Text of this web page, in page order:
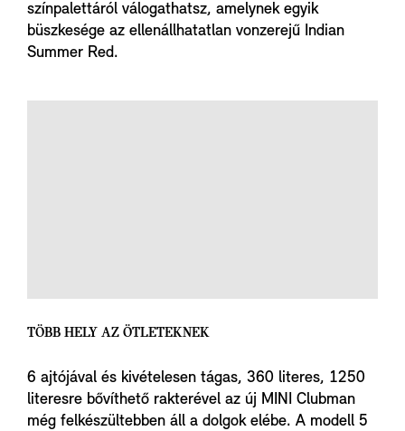
színpalettáról válogathatsz, amelynek egyik
büszkesége az ellenállhatatlan vonzerejű Indian
Summer Red.
TÖBB HELY AZ ÖTLETEKNEK
6 ajtójával és kivételesen tágas, 360 literes, 1250
literesre bővíthető rakterével az új MINI Clubman
még felkészültebben áll a dolgok elébe. A modell 5